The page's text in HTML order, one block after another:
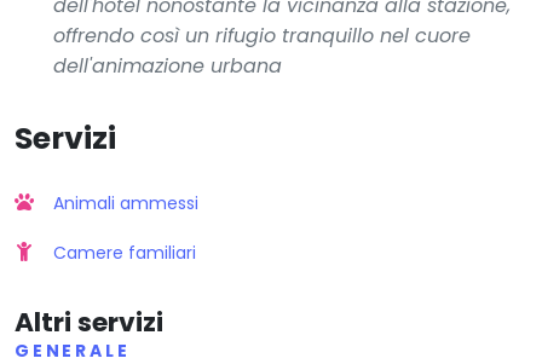
offrendo così un rifugio tranquillo nel cuore
dell'animazione urbana
Servizi
Animali ammessi
Camere familiari
Altri servizi
GENERALE